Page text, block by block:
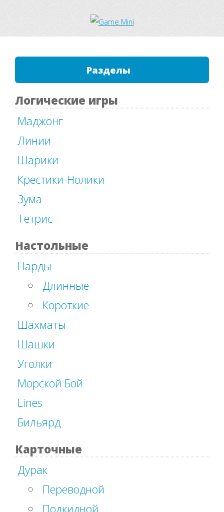
Разделы
Логические игры
Маджонг
Линии
Шарики
Крестики-Нолики
Зума
Тетрис
Настольные
Нарды
Длинные
Короткие
Шахматы
Шашки
Уголки
Морской Бой
Lines
Бильярд
Карточные
Дурак
Переводной
Подкидной